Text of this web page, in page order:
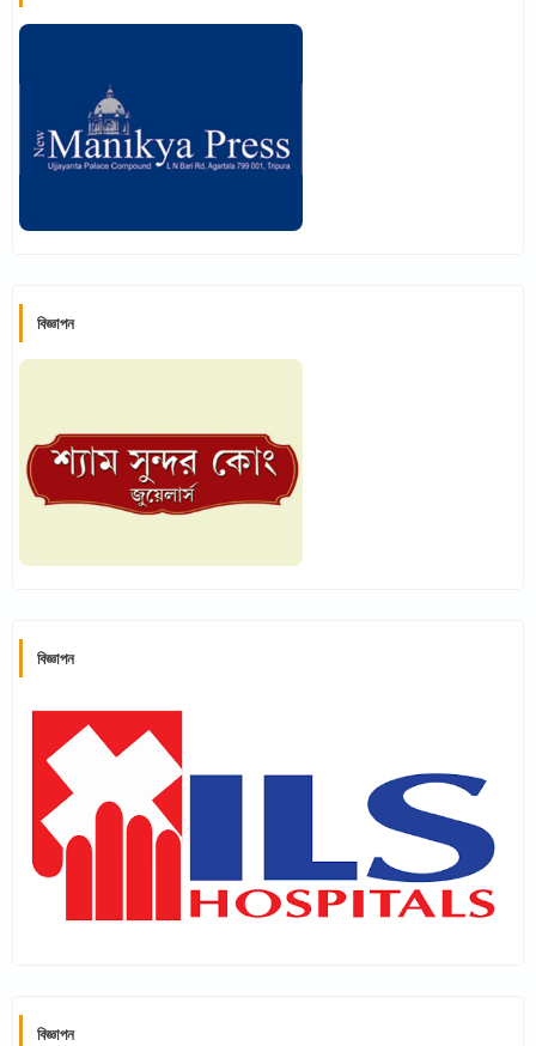
বিজ্ঞাপন
বিজ্ঞাপন
বিজ্ঞাপন